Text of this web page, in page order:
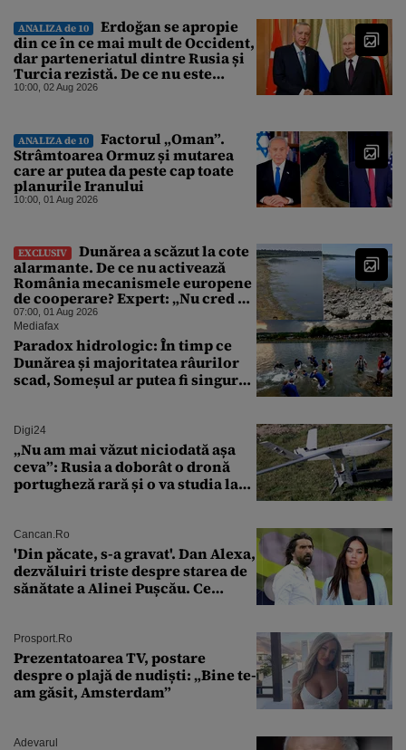
ANALIZA de 10
Erdoğan se apropie
din ce în ce mai mult de Occident,
dar parteneriatul dintre Rusia și
Turcia rezistă. De ce nu este
Moscova îngrijorată de
10:00, 02 Aug 2026
ANALIZA de 10
Factorul „Oman”.
Strâmtoarea Ormuz și mutarea
care ar putea da peste cap toate
planurile Iranului
10:00, 01 Aug 2026
EXCLUSIV
Dunărea a scăzut la cote
alarmante. De ce nu activează
România mecanismele europene
de cooperare? Expert: „Nu cred că
a sta și a aștepta ploaia reprezintă
o strategie viabilă”
07:00, 01 Aug 2026
Mediafax
Paradox hidrologic: În timp ce
Dunărea și majoritatea râurilor
scad, Someșul ar putea fi singurul
Digi24
„Nu am mai văzut niciodată așa
ceva”: Rusia a doborât o dronă
portugheză rară și o va studia la
Cancan.ro
'Din păcate, s-a gravat'. Dan Alexa,
dezvăluiri triste despre starea de
sănătate a Alinei Pușcău. Ce
Prosport.ro
Prezentatoarea TV, postare
despre o plajă de nudiști: „Bine te-
am găsit, Amsterdam”
Adevarul